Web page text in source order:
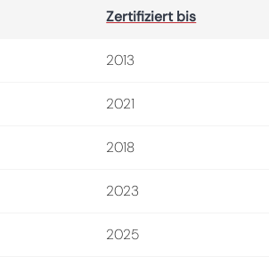
Zertifiziert bis
2013
2021
2018
2023
2025